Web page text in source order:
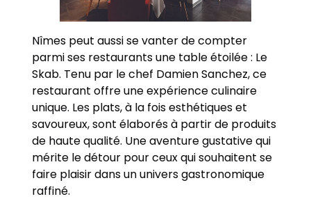
Nîmes peut aussi se vanter de compter
parmi ses restaurants une table étoilée : Le
Skab. Tenu par le chef Damien Sanchez, ce
restaurant offre une expérience culinaire
unique. Les plats, à la fois esthétiques et
savoureux, sont élaborés à partir de produits
de haute qualité. Une aventure gustative qui
mérite le détour pour ceux qui souhaitent se
faire plaisir dans un univers gastronomique
raffiné.